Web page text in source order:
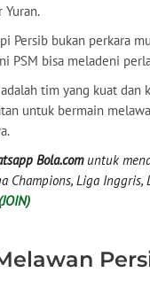
Yuran.
Persib bukan perkara
PSM bisa meladeni
tim yang kuat dan
untuk bermain
Bola.comuntuk
Champions, Liga